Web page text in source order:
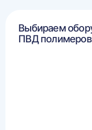
Выбираем
ПВД полимеров